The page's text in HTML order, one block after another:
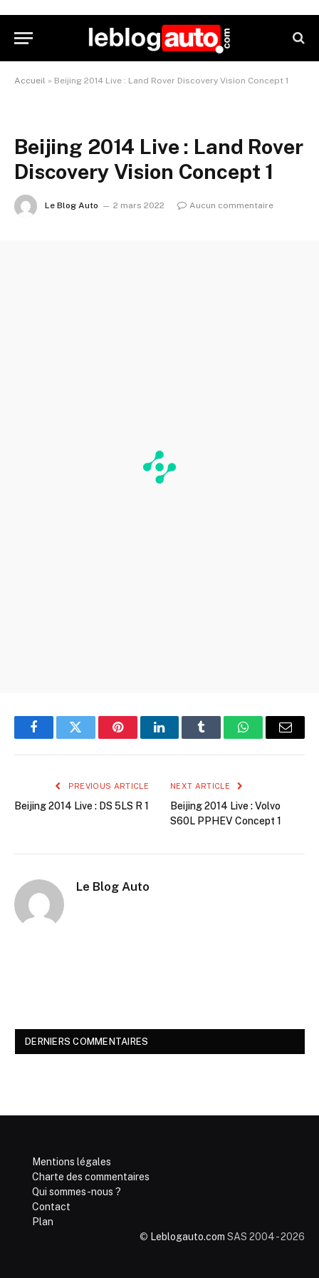
Accueil » Beijing 2014 Live : Land Rover Discovery Vision Concept 1
Beijing 2014 Live : Land Rover
Discovery Vision Concept 1
Le Blog Auto 2 mars 2022 Aucun commentaire
FacebookTwitter PinterestLinkedInTumblr WhatsAppEmail
PREVIOUS ARTICLE
Beijing 2014 Live : DS 5LS R 1
NEXT ARTICLE
Beijing 2014 Live : Volvo
S60L PPHEV Concept 1
Le Blog Auto
DERNIERS COMMENTAIRES
Mentions légales
Charte des commentaires
Qui sommes-nous ?
Contact
Plan
© Leblogauto.com SAS 2004 - 2026